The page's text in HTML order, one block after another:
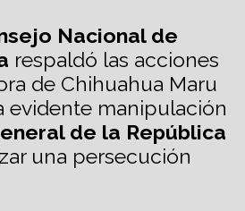
Nacional de
respaldó las acciones
de Chihuahua Maru
evidente manipulación
de la República
una persecución